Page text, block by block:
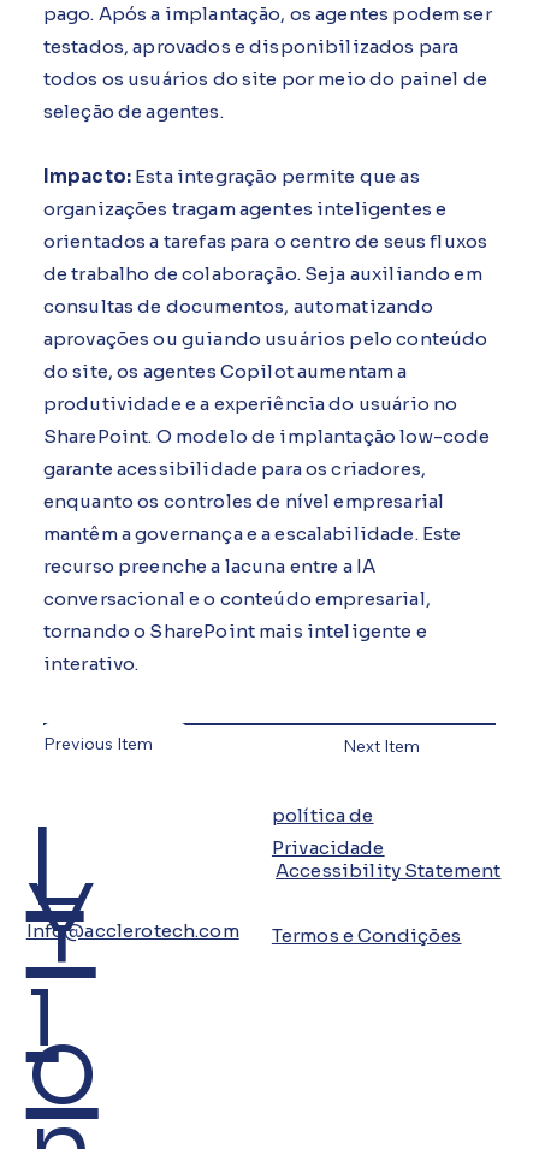
pago. Após a implantação, os agentes podem ser
testados, aprovados e disponibilizados para
todos os usuários do site por meio do painel de
seleção de agentes.
Impacto: Esta integração permite que as
organizações tragam agentes inteligentes e
orientados a tarefas para o centro de seus fluxos
de trabalho de colaboração. Seja auxiliando em
consultas de documentos, automatizando
aprovações ou guiando usuários pelo conteúdo
do site, os agentes Copilot aumentam a
produtividade e a experiência do usuário no
SharePoint. O modelo de implantação low-code
garante acessibilidade para os criadores,
enquanto os controles de nível empresarial
mantêm a governança e a escalabilidade. Este
recurso preenche a lacuna entre a IA
conversacional e o conteúdo empresarial,
tornando o SharePoint mais inteligente e
interativo.
Previous Item Next Item
L
i
Y
o
Info@acclerotech.com
política de
Privacidade
Accessibility Statement
Termos e Condições